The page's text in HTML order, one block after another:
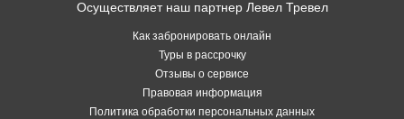
Осуществляет наш партнер Левел Тревел
Как забронировать онлайн
Туры в рассрочку
Отзывы о сервисе
Правовая информация
Политика обработки персональных данных